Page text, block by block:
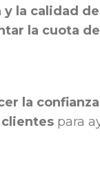
la calidad
la cuota
la
para